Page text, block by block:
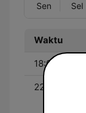
Sen Sel
Waktu
18:00 - 19:00
22:00 - 00:00